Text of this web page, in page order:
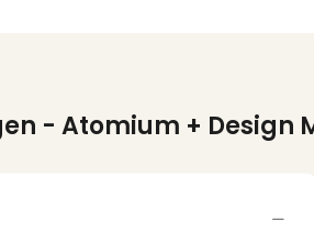
- Atomium + Design